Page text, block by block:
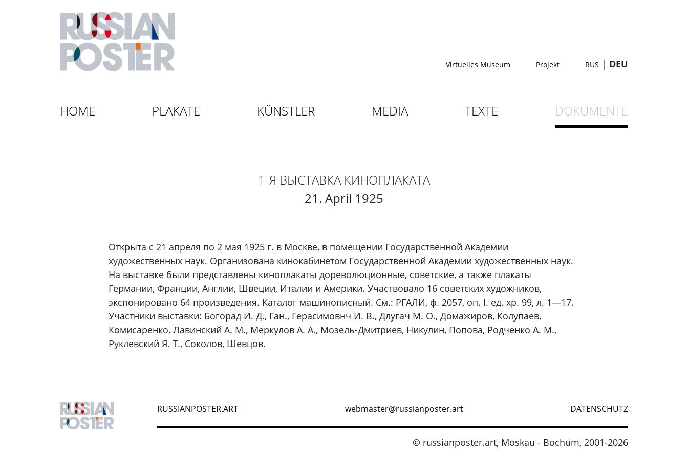
Virtuelles Museum Projekt RUS | DEU
HOME PLAKATE KÜNSTLER MEDIA TEXTE DOKUMENTE
1-Я ВЫСТАВКА КИНОПЛАКАТА
21. April 1925
Открыта с 21 апреля по 2 мая 1925 г. в Москве, в помещении Государственной Академии
художественных наук. Организована кинокабинетом Государственной Академии художественных наук.
На выставке были представлены киноплакаты дореволюционные, советские, а также плакаты
Германии, Франции, Англии, Швеции, Италии и Америки. Участвовало 16 советских художников,
экспонировано 64 произведения. Каталог машинописный. См.: РГАЛИ, ф. 2057, oп. I. ед. хр. 99, л. 1—17.
Участники выставки: Богорад И. Д., Ган., Герасимовнч И. В., Длугач М. О., Домажиров, Колупаев,
Комисаренко, Лавинский А. М., Меркулов А. А., Мозель-Дмитриев, Никулин, Попова, Родченко А. М.,
Руклевский Я. Т., Соколов, Шевцов.
RUSSIANPOSTER.ART webmaster@russianposter.art DATENSCHUTZ
© russianposter.art, Moskau - Bochum, 2001-2026